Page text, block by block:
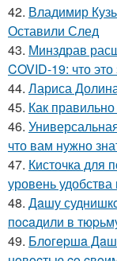
42. Владимир
Оставили След
43. Минздрав
COVID-19: что
44. Лариса
45. Как
46.
что вам нужно
47. Кисточка для
уровень
48. Дaшу
пocaдили в
49. Блoгepшa